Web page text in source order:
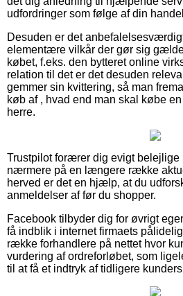
udfordringer som følge af din
Desuden er det
elementære vilkår der gør sig
købet, f.eks. den bytteret online
relation til det er det desuden
gemmer sin kvittering, så man
køb af , hvad end man skal købe
herre.
Trustpilot forærer dig evigt belejlige
nærmere på en længere række
herved er det en hjælp, at du
anmeldelser af før du shopper.
Facebook tilbyder dig for øvrigt
få indblik i internet firmaets
række forhandlere på nettet hvor
vurdering af ordreforløbet, som
til at få et indtryk af tidligere